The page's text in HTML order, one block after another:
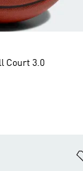
Court 3.0